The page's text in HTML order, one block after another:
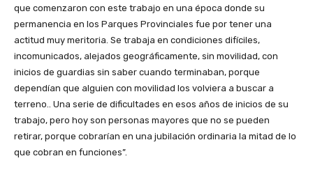
que comenzaron con este trabajo en una época donde su
permanencia en los Parques Provinciales fue por tener una
actitud muy meritoria. Se trabaja en condiciones difíciles,
incomunicados, alejados geográficamente, sin movilidad, con
inicios de guardias sin saber cuando terminaban, porque
dependían que alguien con movilidad los volviera a buscar a
terreno.. Una serie de dificultades en esos años de inicios de su
trabajo, pero hoy son personas mayores que no se pueden
retirar, porque cobrarían en una jubilación ordinaria la mitad de lo
que cobran en funciones”.